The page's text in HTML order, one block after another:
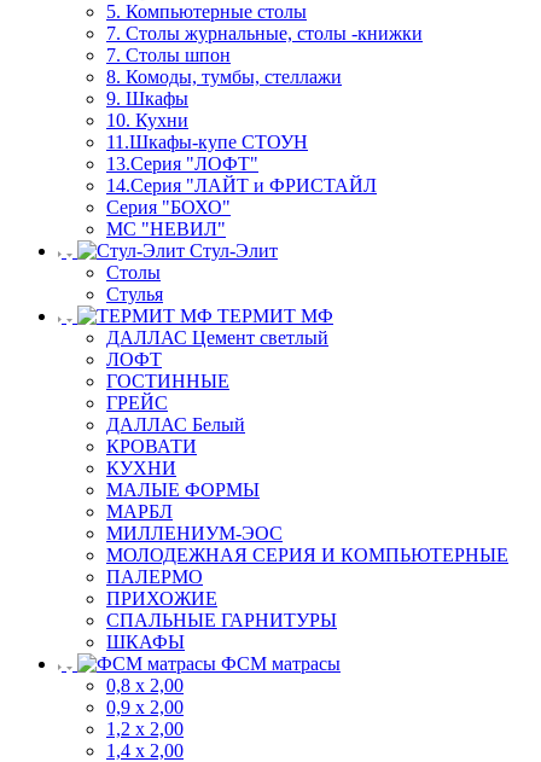
5. Компьютерные столы
7. Столы журнальные, столы -книжки
7. Столы шпон
8. Комоды, тумбы, стеллажи
9. Шкафы
10. Кухни
11.Шкафы-купе СТОУН
13.Серия "ЛОФТ"
14.Серия "ЛАЙТ и ФРИСТАЙЛ
Серия "БОХО"
МС "НЕВИЛ"
Стул-Элит
Столы
Стулья
ТЕРМИТ МФ
ДАЛЛАС Цемент светлый
ЛОФТ
ГОСТИННЫЕ
ГРЕЙС
ДАЛЛАС Белый
КРОВАТИ
КУХНИ
МАЛЫЕ ФОРМЫ
МАРБЛ
МИЛЛЕНИУМ-ЭОС
МОЛОДЕЖНАЯ СЕРИЯ И КОМПЬЮТЕРНЫЕ
ПАЛЕРМО
ПРИХОЖИЕ
СПАЛЬНЫЕ ГАРНИТУРЫ
ШКАФЫ
ФСМ матрасы
0,8 х 2,00
0,9 х 2,00
1,2 х 2,00
1,4 х 2,00